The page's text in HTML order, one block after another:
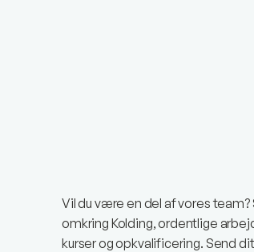
Vil du være en del af vores team?
omkring Kolding, ordentlige
kurser og opkvalificering. Send